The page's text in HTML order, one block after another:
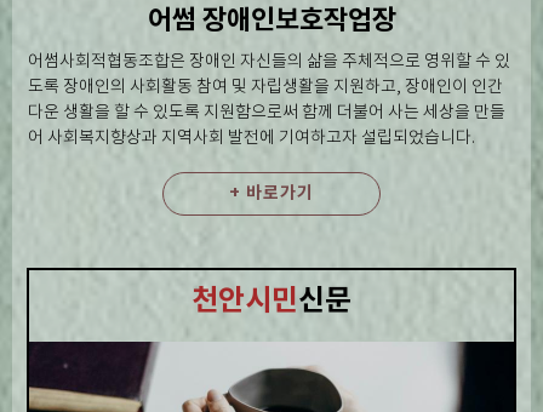
어썸 장애인보호작업장
어썸사회적협동조합은 장애인 자신들의 삶을 주체적으로 영위할 수 있
도록 장애인의 사회활동 참여 및 자립생활을 지원하고, 장애인이 인간
다운 생활을 할 수 있도록 지원함으로써 함께 더불어 사는 세상을 만들
어 사회복지향상과 지역사회 발전에 기여하고자 설립되었습니다.
+ 바로가기
천안시민신문